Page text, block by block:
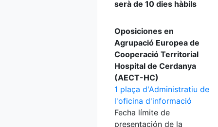
serà de 10 dies hàbils
Oposiciones en
Agrupació Europea de
Cooperació Territorial
Hospital de Cerdanya
(AECT-HC)
1 plaça d'Administratiu de
l'oficina d'informació
Fecha límite de
presentación de la